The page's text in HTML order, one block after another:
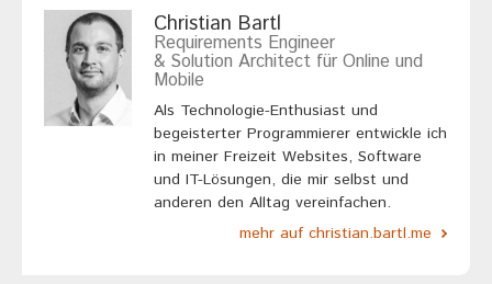
Christian Bartl
Requirements Engineer
& Solution Architect für Online und
Mobile
Als Technologie-Enthusiast und
begeisterter Programmierer entwickle ich
in meiner Freizeit Websites, Software
und IT-Lösungen, die mir selbst und
anderen den Alltag vereinfachen.
mehr auf christian.bartl.me